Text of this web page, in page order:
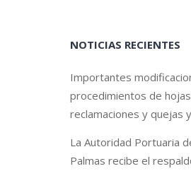
NOTICIAS RECIENTES
Importantes
procedimientos de
reclamaciones y quejas
La Autoridad Portuaria
Palmas recibe el